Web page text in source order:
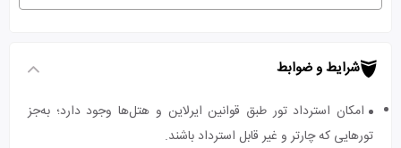
شرایط و ضوابط
امکان استرداد تور طبق قوانین ایرلاین و هتل‌ها وجود دارد؛ به‌جز
تورهایی که چارتر و غیر قابل استرداد باشند.